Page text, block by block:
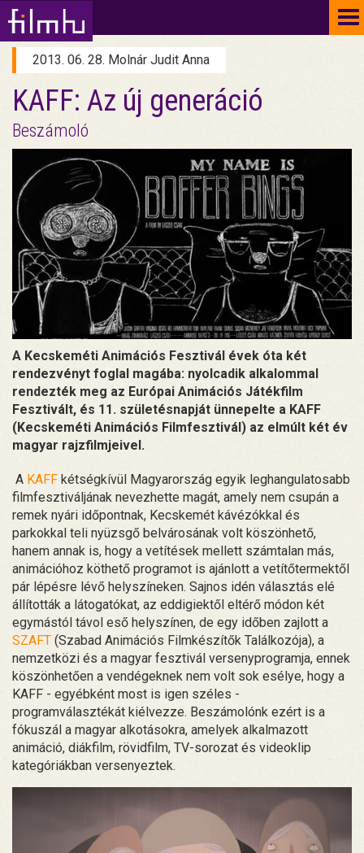
2013. 06. 28. Molnár Judit Anna
KAFF: Az új generáció
Beszámoló
A Kecskeméti Animációs Fesztivál évek óta két
rendezvényt foglal magába: nyolcadik alkalommal
rendezték meg az Európai Animációs Játékfilm
Fesztivált, és 11. születésnapját ünnepelte a KAFF
(Kecskeméti Animációs Filmfesztivál) az elmúlt két év
magyar rajzfilmjeivel.
A KAFF kétségkívül Magyarország egyik leghangulatosabb
filmfesztiváljának nevezhette magát, amely nem csupán a
remek nyári időpontnak, Kecskemét kávézókkal és
parkokkal teli nyüzsgő belvárosának volt köszönhető,
hanem annak is, hogy a vetítések mellett számtalan más,
animációhoz köthető programot is ajánlott a vetítőtermektől
pár lépésre lévő helyszíneken. Sajnos idén választás elé
állították a látogatókat, az eddigiektől eltérő módon két
egymástól távol eső helyszínen, de egy időben zajlott a
SZAFT (Szabad Animációs Filmkészítők Találkozója), a
nemzetközi és a magyar fesztivál versenyprogramja, ennek
köszönhetően a vendégeknek nem volt sok esélye, hogy a
KAFF - egyébként most is igen széles -
programválasztékát kiélvezze. Beszámolónk ezért is a
fókuszál a magyar alkotásokra, amelyek alkalmazott
animáció, diákfilm, rövidfilm, TV-sorozat és videoklip
kategóriákban versenyeztek.